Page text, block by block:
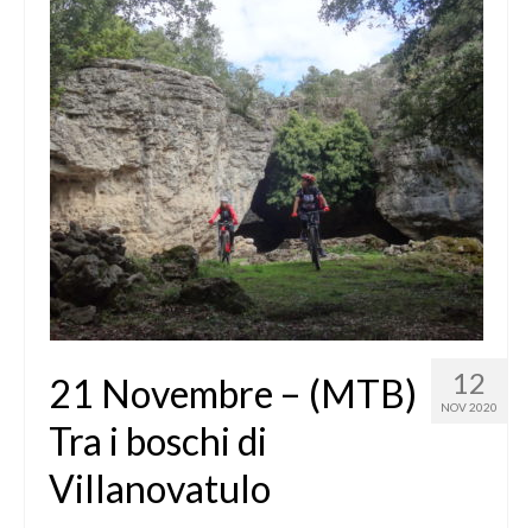
12
NOV 2020
21 Novembre – (MTB)
Tra i boschi di
Villanovatulo